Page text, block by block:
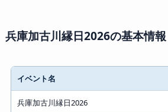
兵庫加古川縁日2026の基本情報
項目
内容
イベント名
兵庫加古川縁日2026